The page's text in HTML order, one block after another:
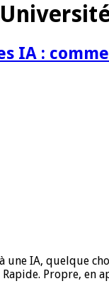
IA :
IA, quelque
Propre,